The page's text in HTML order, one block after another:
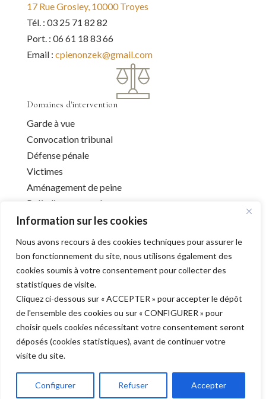
Information sur les cookies
Nous avons recours à des cookies techniques pour assurer le
bon fonctionnement du site, nous utilisons également des
cookies soumis à votre consentement pour collecter des
statistiques de visite.
Cliquez ci-dessous sur « ACCEPTER » pour accepter le dépôt
de l'ensemble des cookies ou sur « CONFIGURER » pour
choisir quels cookies nécessitant votre consentement seront
déposés (cookies statistiques), avant de continuer votre
visite du site.
Configurer Refuser Accepter
17 Rue Grosley, 10000 Troyes
Tél. : 03 25 71 82 82
Port. : 06 61 18 83 66
Email : cpienonzek@gmail.com
Domaines d'intervention
Garde à vue
Convocation tribunal
Défense pénale
Victimes
Aménagement de peine
Préjudice corporel
Infos utiles
Liens utiles
Mentions légales
Déontologie
Derniers articles